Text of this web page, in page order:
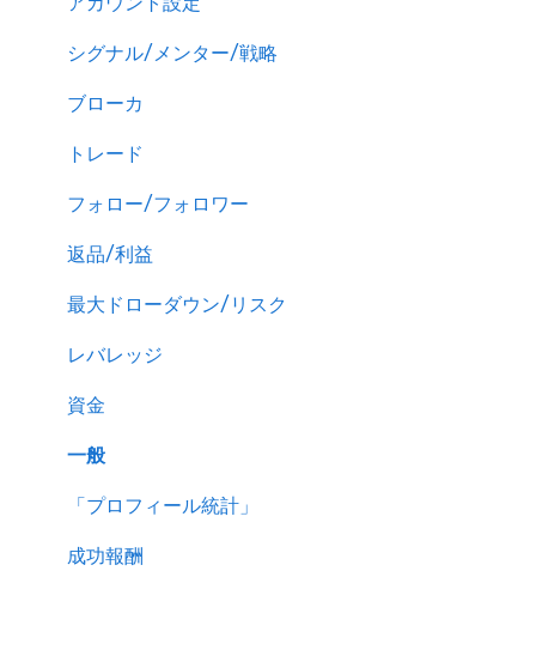
シグナル/メンター/戦略
ブローカ
トレード
フォロー/フォロワー
返品/利益
最大ドローダウン/リスク
レバレッジ
資金
一般
「プロフィール統計」
成功報酬